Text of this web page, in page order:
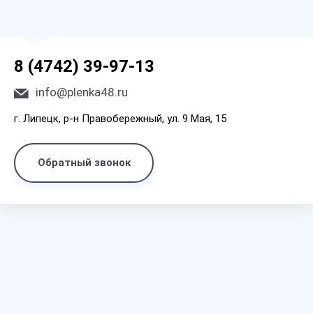
8 (4742) 39-97-13
info@plenka48.ru
г. Липецк, р-н Правобережный, ул. 9 Мая, 15
Обратный звонок